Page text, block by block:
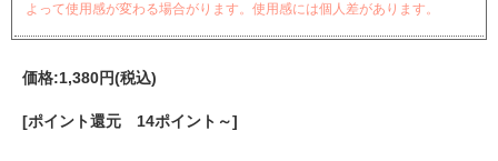
よって使用感が変わる場合がります。使用感には個人差があります。
価格:1,380円(税込)
[ポイント還元 14ポイント～]